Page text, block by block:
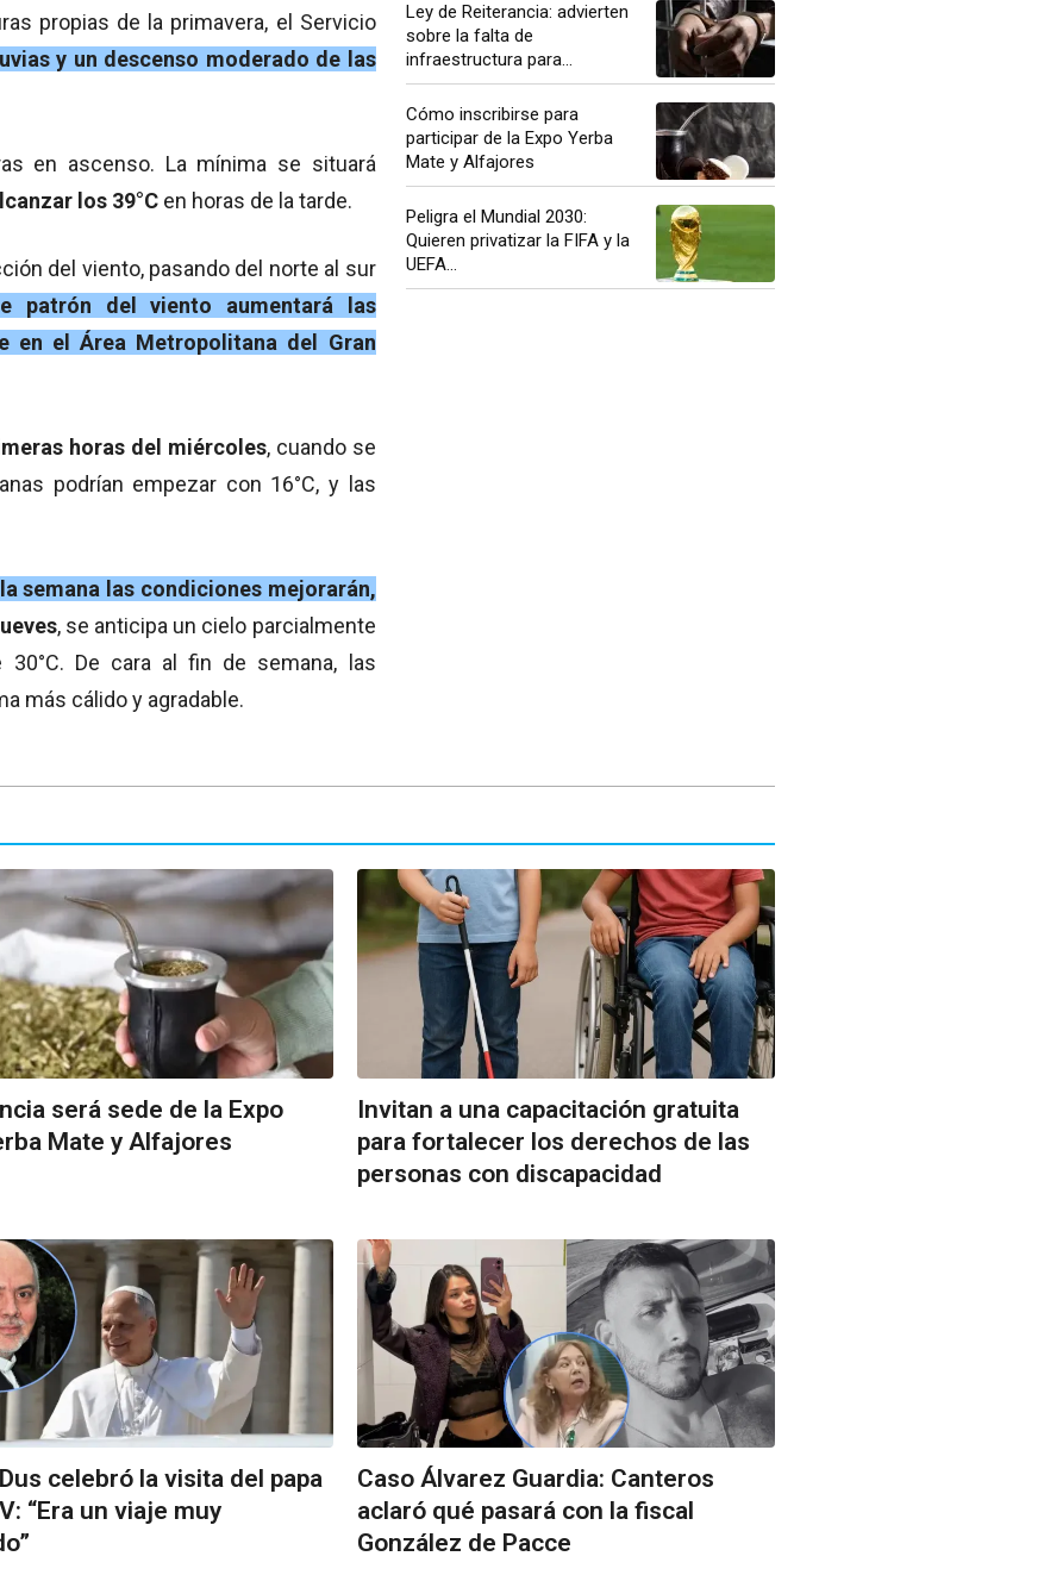
propias de la primavera, el Servicio
y un descenso moderado de las
en ascenso. La mínima se situará
los 39°C en horas de la tarde.
del viento, pasando del norte al sur
patrón del viento aumentará las
en el Área Metropolitana del Gran
horas del miércoles, cuando se
podrían empezar con 16°C, y las
semana las condiciones mejorarán,
, se anticipa un cielo parcialmente
De cara al fin de semana, las
más cálido y agradable.
Ley de Reiterancia: advierten
sobre la falta de
infraestructura para...
Cómo inscribirse para
participar de la Expo Yerba
Mate y Alfajores
Peligra el Mundial 2030:
Quieren privatizar la FIFA y la
UEFA...
será sede de la Expo
Mate y Alfajores
Invitan a una capacitación gratuita
para fortalecer los derechos de las
personas con discapacidad
celebró la visita del papa
“Era un viaje muy
Caso Álvarez Guardia: Canteros
aclaró qué pasará con la fiscal
González de Pacce